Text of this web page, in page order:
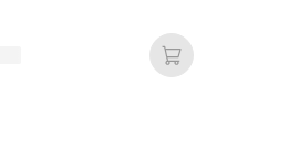
Añadir a la